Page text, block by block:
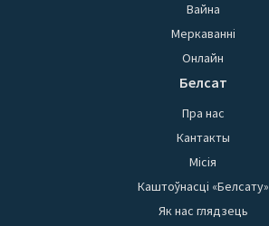
Вайна
Меркаванні
Онлайн
Белсат
Пра нас
Кантакты
Місія
Каштоўнасці «Белсату»
Як нас глядзець